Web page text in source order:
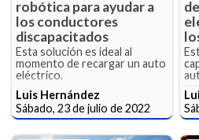
robótica para ayudar a
los conductores
discapacitados
Esta solución es ideal al
momento de recargar un auto
eléctrico.
Luis Hernández
Sábado, 23 de julio de 2022